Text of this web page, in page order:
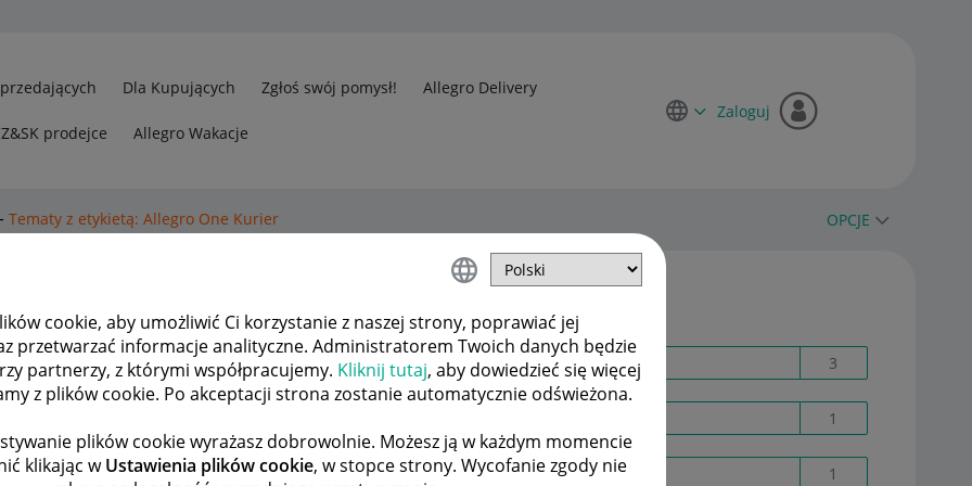
cookie, aby umożliwić Ci korzystanie z naszej strony, poprawiać jej
przetwarzać informacje analityczne. Administratorem Twoich danych będzie
partnerzy, z którymi współpracujemy. Kliknij tutaj, aby dowiedzieć się więcej
z plików cookie. Po akceptacji strona zostanie automatycznie odświeżona.
plików cookie wyrażasz dobrowolnie. Możesz ją w każdym momencie
klikając wUstawienia plików cookie, w stopce strony. Wycofanie zgody nie
Dla Kupujących Zgłoś swój pomysł! Allegro Delivery
prodejce Allegro Wakacje
Zaloguj
Tematy z etykietą: Allegro One Kurier OPCJE
4
ODPOWIEDZI
654
WYŚWIETLEŃ
3 726
Etykiety
Adres dostawy 3
1
Allegro AD02E4X8E0 1